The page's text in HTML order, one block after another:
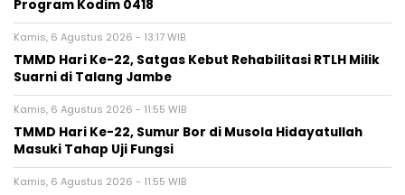
Program Kodim 0418
Kamis, 6 Agustus 2026 - 13:17 WIB
TMMD Hari Ke-22, Satgas Kebut Rehabilitasi RTLH Milik
Suarni di Talang Jambe
Kamis, 6 Agustus 2026 - 11:55 WIB
TMMD Hari Ke-22, Sumur Bor di Musola Hidayatullah
Masuki Tahap Uji Fungsi
Kamis, 6 Agustus 2026 - 11:55 WIB